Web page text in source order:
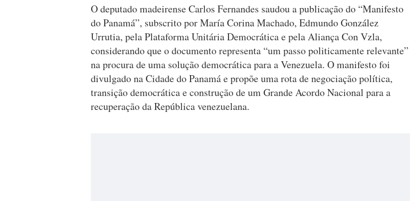
O deputado madeirense Carlos Fernandes saudou a publicação do “Manifesto
do Panamá”, subscrito por María Corina Machado, Edmundo González
Urrutia, pela Plataforma Unitária Democrática e pela Aliança Con Vzla,
considerando que o documento representa “um passo politicamente relevante”
na procura de uma solução democrática para a Venezuela. O manifesto foi
divulgado na Cidade do Panamá e propõe uma rota de negociação política,
transição democrática e construção de um Grande Acordo Nacional para a
recuperação da República venezuelana.